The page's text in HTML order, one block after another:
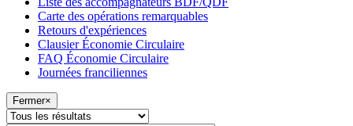
Carte des opérations remarquables
Retours d'expériences
Clausier Économie Circulaire
FAQ Économie Circulaire
Journées franciliennes
Fermer×